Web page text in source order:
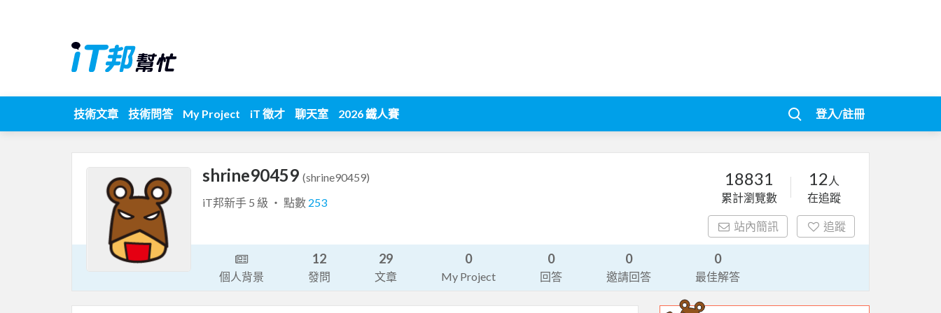
技術文章 技術問答 My Project iT 徵才 聊天室 2026 鐵人賽 登入/註冊
shrine90459 (shrine90459)
iT邦新手 5 級 ‧ 點數 253
18831
累計瀏覽數
12 人
在追蹤
站內簡訊 追蹤
個人背景
12
發問
29
文章
0
My Project
0
回答
0
邀請回答
0
最佳解答